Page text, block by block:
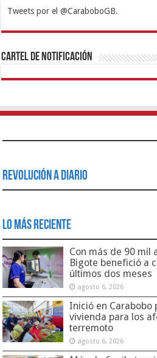
Tweets por el @CaraboboGB.
1xbetBetturkeyBetistKralbet
https://mvbcasino.com/
Cartel de Notificación
Revolución a Diario
Lo Más Reciente
Con más de 90 mil
Bigote benefició a
últimos dos meses
agosto 6, 2026
Inició en Carabobo
vivienda para los
terremoto
agosto 6, 2026